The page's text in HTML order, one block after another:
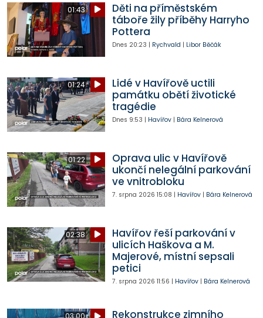
01:43
Děti na příměstském
táboře žily příběhy Harryho
Pottera
Dnes 20:23 | Rychvald | Libor Běčák
01:24
Lidé v Havířově uctili
památku obětí životické
tragédie
Dnes 9:53 | Havířov| Bára Kelnerová
01:22
Oprava ulic v Havířově
ukončí nelegální parkování
ve vnitrobloku
7. srpna 2026 15:08 | Havířov| Bára Kelnerová
02:38
Havířov řeší parkování v
ulicích Haškova a M.
Majerové, místní sepsali
petici
7. srpna 2026 11:56 | Havířov| Bára Kelnerová
03:00
Rekonstrukce zimního